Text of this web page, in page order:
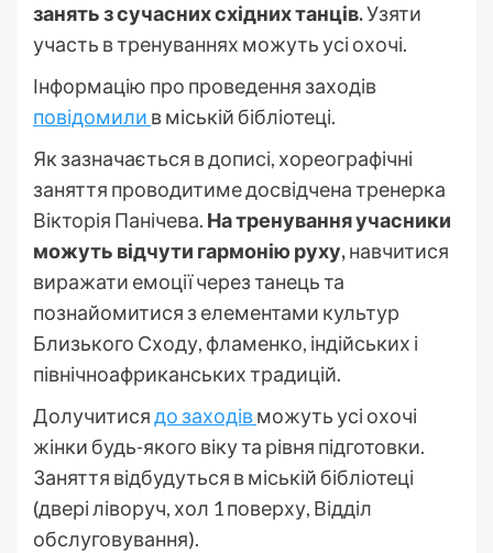
занять з сучасних східних танців.Узяти
участь в тренуваннях можуть усі охочі.
Інформацію про проведення заходів
повідомили в міській бібліотеці.
Як зазначається в дописі, хореографічні
заняття проводитиме досвідчена тренерка
Вікторія Панічева. На тренування учасники
можуть відчути гармонію руху,навчитися
виражати емоції через танець та
познайомитися з елементами культур
Близького Сходу, фламенко, індійських і
північноафриканських традицій.
Долучитисядо заходівможуть усі охочі
жінки будь-якого віку та рівня підготовки.
Заняття відбудуться в міській бібліотеці
(двері ліворуч, хол 1 поверху, Відділ
обслуговування).